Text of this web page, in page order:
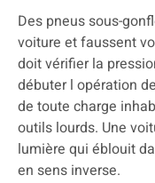
Des pneus sous-
voiture et faussent
doit vérifier la
débuter l opération
de toute charge
outils lourds. Une
lumière qui éblouit
en sens inverse.